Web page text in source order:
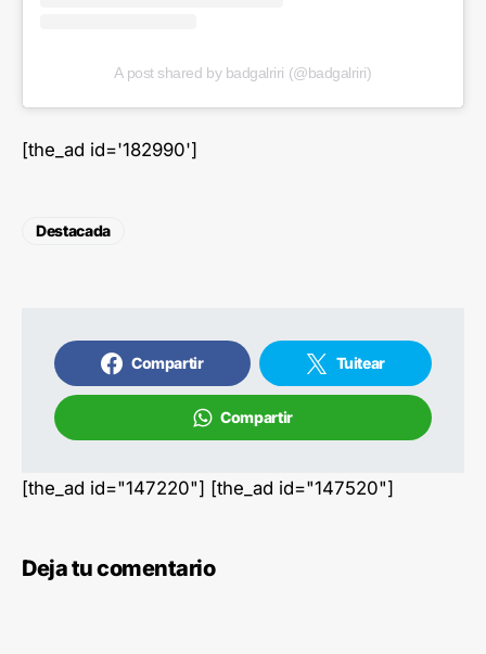
A post shared by badgalriri (@badgalriri)
[the_ad id='182990']
Destacada
Compartir Tuitear
Compartir
[the_ad id="147220"] [the_ad id="147520"]
Deja tu comentario